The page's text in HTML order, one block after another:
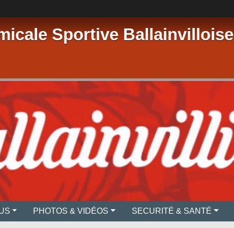
Sportive Ballainvilloise
PHOTOS & VIDÉOS SECURITÉ & SANTÉ